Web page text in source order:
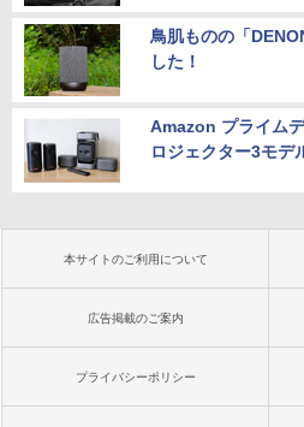
鳥肌ものの「
した！
Amazon プライム
ロジェクター3モデ
本サイトのご利用について
広告掲載のご案内
プライバシーポリシー